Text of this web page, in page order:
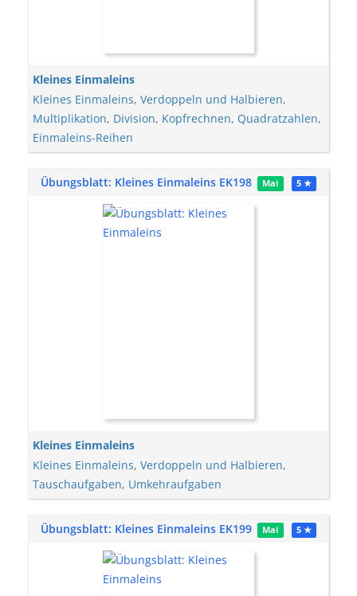
Kleines Einmaleins
Kleines Einmaleins, Verdoppeln und Halbieren,
Multiplikation, Division, Kopfrechnen, Quadratzahlen,
Einmaleins-Reihen
Übungsblatt: Kleines Einmaleins EK198 Mai 5 ★
Kleines Einmaleins
Kleines Einmaleins, Verdoppeln und Halbieren,
Tauschaufgaben, Umkehraufgaben
Übungsblatt: Kleines Einmaleins EK199 Mai 5 ★